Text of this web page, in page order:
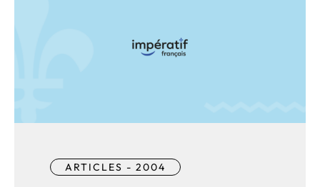
ARTICLES - 2004